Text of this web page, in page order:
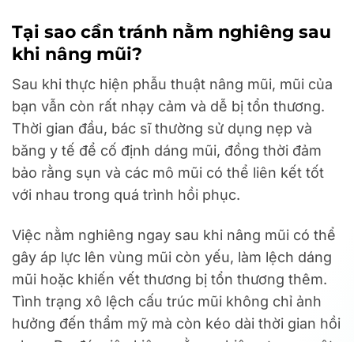
Tại sao cần tránh nằm nghiêng sau
khi nâng mũi?
Sau khi thực hiện phẫu thuật nâng mũi, mũi của
bạn vẫn còn rất nhạy cảm và dễ bị tổn thương.
Thời gian đầu, bác sĩ thường sử dụng nẹp và
băng y tế để cố định dáng mũi, đồng thời đảm
bảo rằng sụn và các mô mũi có thể liên kết tốt
với nhau trong quá trình hồi phục.
Việc nằm nghiêng ngay sau khi nâng mũi có thể
gây áp lực lên vùng mũi còn yếu, làm lệch dáng
mũi hoặc khiến vết thương bị tổn thương thêm.
Tình trạng xô lệch cấu trúc mũi không chỉ ảnh
hưởng đến thẩm mỹ mà còn kéo dài thời gian hồi